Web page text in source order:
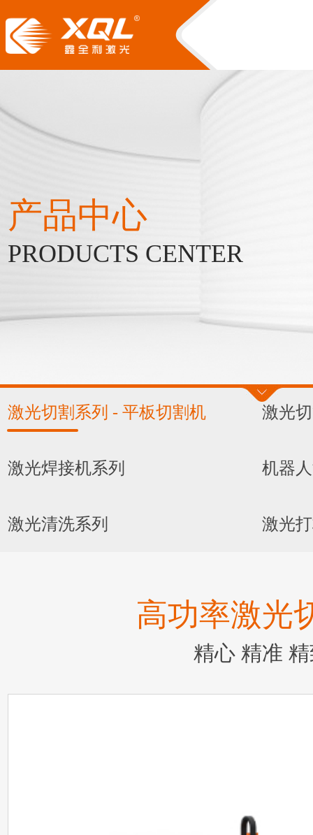
产品中心
PRODUCTS CENTER
激光切割系列 - 平板切割机 激光
激光焊接机系列 机器
激光清洗系列 激光
高功率激光
精心 精准